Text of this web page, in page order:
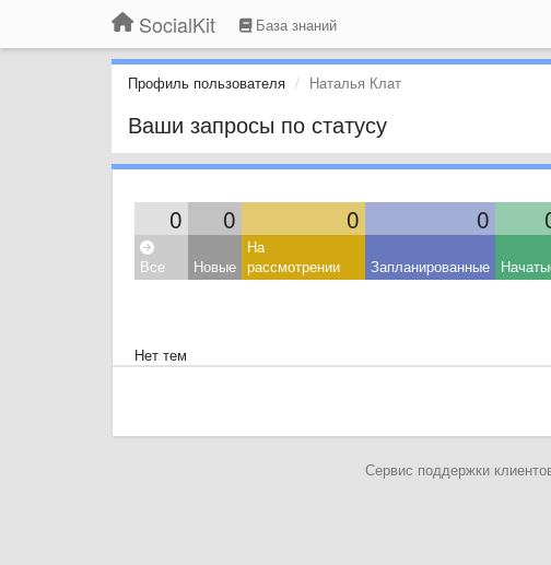
SocialKit База знаний
Профиль пользователя Наталья Клат
Ваши запросы по статусу
0 0 0 0
Все Новые
На
рассмотрении
Запланированные
Нет тем
Сервис поддержки